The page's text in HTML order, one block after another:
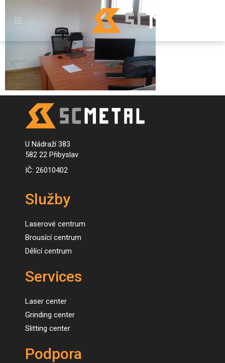
U Nádraží 383
582 22 Přibyslav
IČ: 26010402
Služby
Laserové centrum
Brousící centrum
Dělící centrum
Services
Laser center
Grinding center
Slitting center
Podpora